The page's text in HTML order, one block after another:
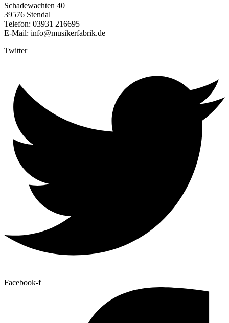
Schadewachten 40
39576 Stendal
Telefon: 03931 216695
E-Mail: info@musikerfabrik.de
Twitter
Facebook-f